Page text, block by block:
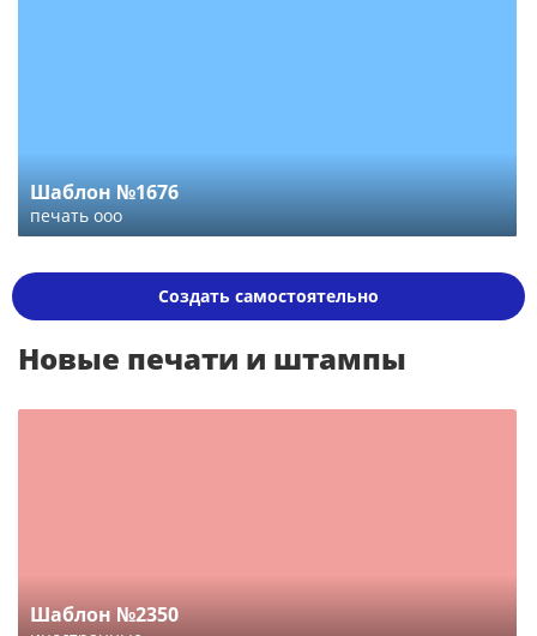
Шаблон №1676
печать ооо
Создать самостоятельно
Новые печати и штампы
Шаблон №2350